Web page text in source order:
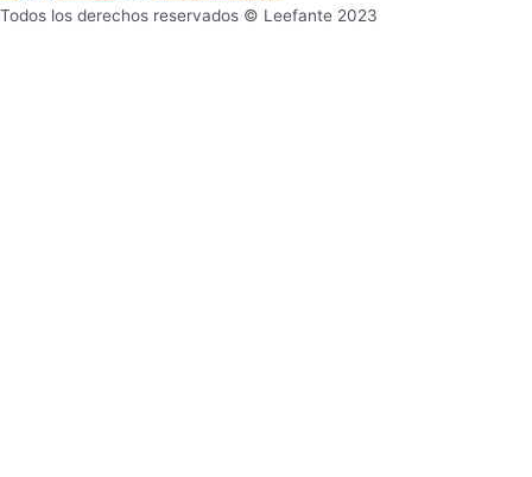
Todos los derechos reservados © Leefante 2023